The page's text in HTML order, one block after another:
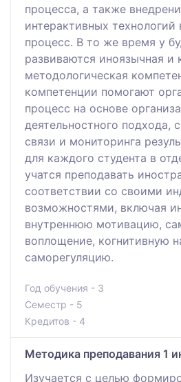
процесса, а также
интерактивных технологий
процесс. В то же время у
развиваются иноязычная и
методологическая
компетенции помогают
процесс на основе
деятельностного подхода,
связи и мониторинга
для каждого студента в
учатся преподавать
соответствии со своими
возможностями, включая
внутреннюю мотивацию,
воплощение, когнитивную
саморегуляцию.
Год обучения - 3
Семестр - 5
Кредитов - 4
Методика преподавания 1
Изучается с целью